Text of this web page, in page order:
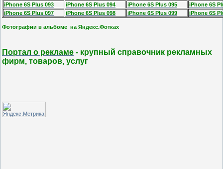
iPhone 6S Plus 093
iPhone 6S Plus 094 iPhone 6S Plus 095
iPhone 6S
iPhone 6S Plus 097
iPhone 6S Plus 098 iPhone 6S Plus 099 iPhone 6S
Фотографии в альбоме на Яндекс.Фотках
Портал о рекламе - крупный справочник рекламных
фирм, товаров, услуг